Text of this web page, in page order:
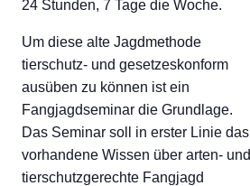
24 Stunden, 7 Tage die Woche.
Um diese alte Jagdmethode
tierschutz- und gesetzeskonform
ausüben zu können ist ein
Fangjagdseminar die Grundlage.
Das Seminar soll in erster Linie das
vorhandene Wissen über arten- und
tierschutzgerechte Fangjagd